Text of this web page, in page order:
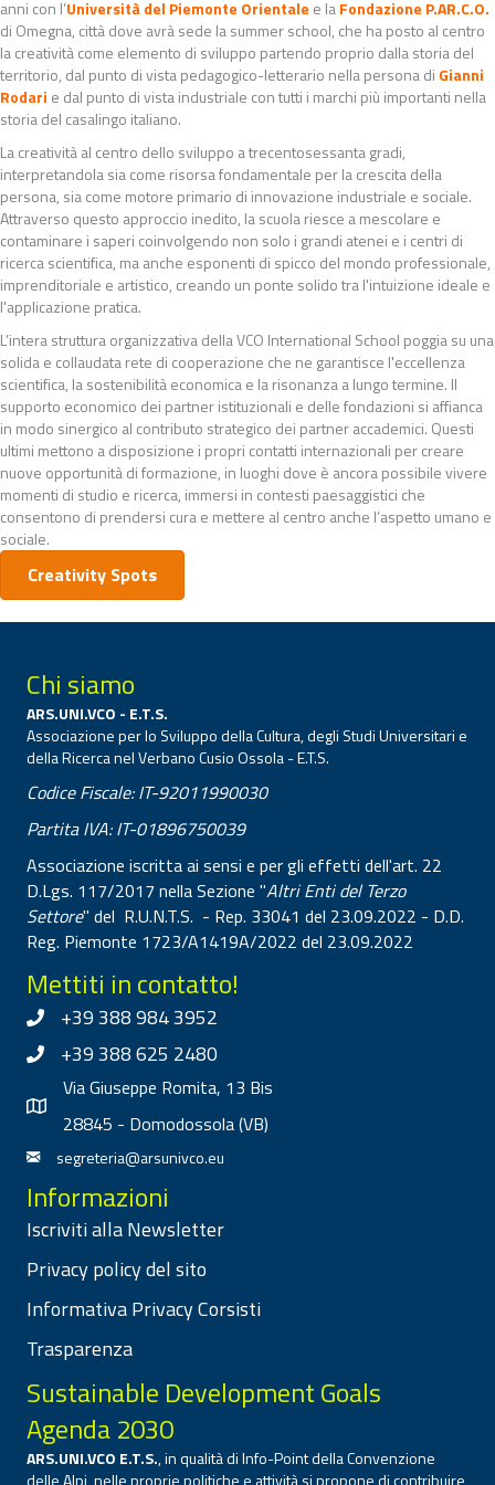
anni con l’Università del Piemonte Orientale e laFondazione P.AR.C.O.
di Omegna, città dove avrà sede la summer school, che ha posto al centro
la creatività come elemento di sviluppo partendo proprio dalla storia del
territorio, dal punto di vista pedagogico-letterario nella persona di Gianni
Rodari e dal punto di vista industriale con tutti i marchi più importanti nella
storia del casalingo italiano.
La creatività al centro dello sviluppo a trecentosessanta gradi,
interpretandola sia come risorsa fondamentale per la crescita della
persona, sia come motore primario di innovazione industriale e sociale.
Attraverso questo approccio inedito, la scuola riesce a mescolare e
contaminare i saperi coinvolgendo non solo i grandi atenei e i centri di
ricerca scientifica, ma anche esponenti di spicco del mondo professionale,
imprenditoriale e artistico, creando un ponte solido tra l'intuizione ideale e
l'applicazione pratica.
L’intera struttura organizzativa della VCO International School poggia su una
solida e collaudata rete di cooperazione che ne garantisce l'eccellenza
scientifica, la sostenibilità economica e la risonanza a lungo termine. Il
supporto economico dei partner istituzionali e delle fondazioni si affianca
in modo sinergico al contributo strategico dei partner accademici. Questi
ultimi mettono a disposizione i propri contatti internazionali per creare
nuove opportunità di formazione, in luoghi dove è ancora possibile vivere
momenti di studio e ricerca, immersi in contesti paesaggistici che
consentono di prendersi cura e mettere al centro anche l’aspetto umano e
sociale.
Creativity Spots
Chi siamo
ARS.UNI.VCO - E.T.S.
Associazione per lo Sviluppo della Cultura, degli Studi Universitari e
della Ricerca nel Verbano Cusio Ossola - E.T.S.
Codice Fiscale: IT-92011990030
Partita IVA: IT-01896750039
Associazione iscritta ai sensi e per gli effetti dell'art. 22
D.Lgs. 117/2017 nella Sezione "Altri Enti del Terzo
Settore" del R.U.N.T.S. - Rep. 33041 del 23.09.2022 - D.D.
Reg. Piemonte 1723/A1419A/2022 del 23.09.2022
Mettiti in contatto!
+39 388 984 3952
+39 388 625 2480
Via Giuseppe Romita, 13 Bis
28845 - Domodossola (VB)
segreteria@arsunivco.eu
Informazioni
Iscriviti alla Newsletter
Privacy policy del sito
Informativa Privacy Corsisti
Trasparenza
Sustainable Development Goals
Agenda 2030
ARS.UNI.VCO E.T.S., in qualità di Info-Point della Convenzione
delle Alpi, nelle proprie politiche e attività si propone di contribuire